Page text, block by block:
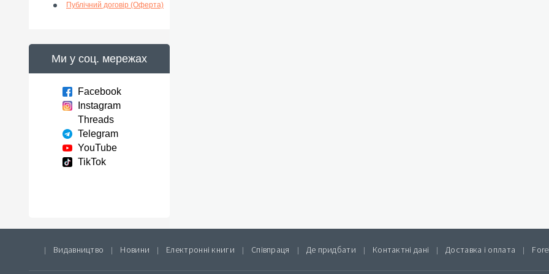
Публічний договір (Оферта)
Ми у соц. мережах
Facebook
Instagram
Threads
Telegram
YouTube
TikTok
| Видавництво | Новини | Електронні книги | Співпраця | Де придбати | Контактні дані | Доставка і оплата |